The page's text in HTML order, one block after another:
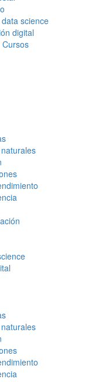
science
digital
Cursos